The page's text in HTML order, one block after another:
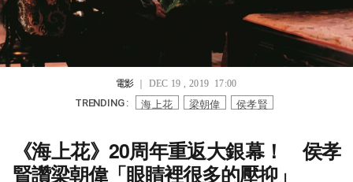
電影｜ DEC 19 , 2019 17:00
TRENDING : 海上花 梁朝偉 侯孝賢
《海上花》20周年重返大銀幕！ 侯孝
賢讚梁朝偉「眼睛裡很多的壓抑」